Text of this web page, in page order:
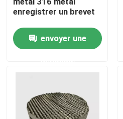
Visite de l'usine
Nous contacter
enregistrer un brevet
envoyer une